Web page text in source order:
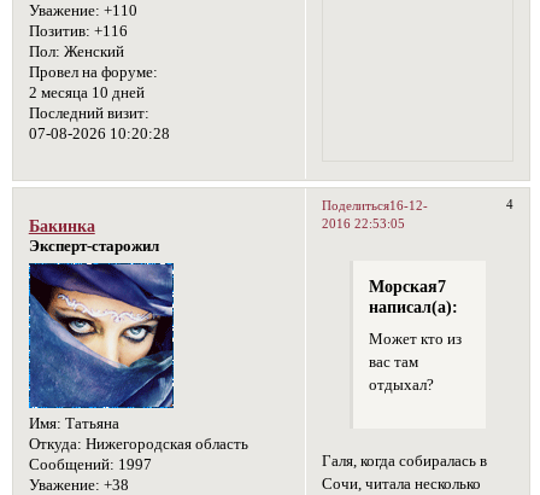
Уважение: +110
Позитив: +116
Пол: Женский
Провел на форуме:
2 месяца 10 дней
Последний визит:
07-08-2026 10:20:28
Поделиться 4
16-12-
2016 22:53:05
Бакинка
Эксперт-старожил
Имя: Татьяна
Откуда: Нижегородская область
Сообщений: 1997
Уважение: +38
Морская7
написал(а):
Может кто из
вас там
отдыхал?
Галя, когда собиралась в
Сочи, читала несколько